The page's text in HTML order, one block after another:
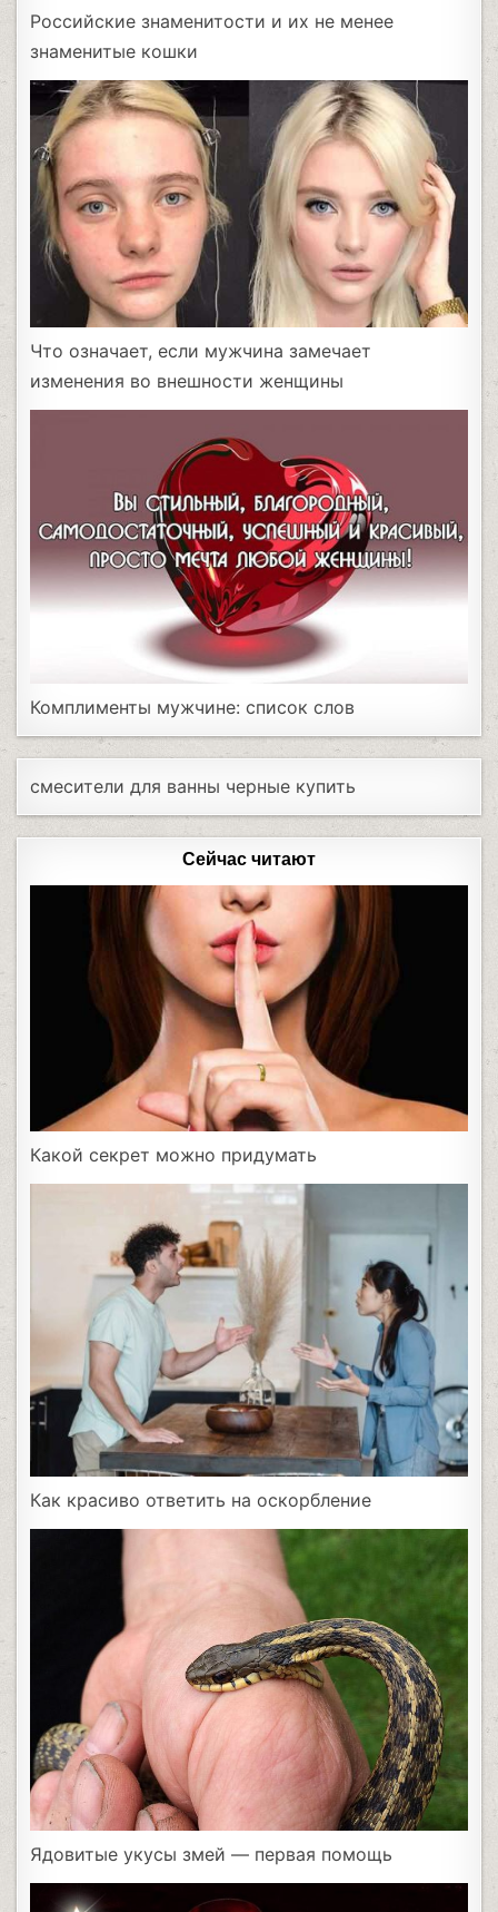
Российские знаменитости и их не менее
знаменитые кошки
Что означает, если мужчина замечает
изменения во внешности женщины
Комплименты мужчине: список слов
смесители для ванны черные купить
Сейчас читают
Какой секрет можно придумать
Как красиво ответить на оскорбление
Ядовитые укусы змей — первая помощь